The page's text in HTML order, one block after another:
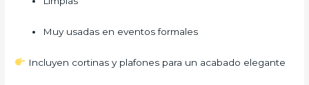
Muy usadas en eventos formales
Incluyen cortinas y plafones para un acabado elegante